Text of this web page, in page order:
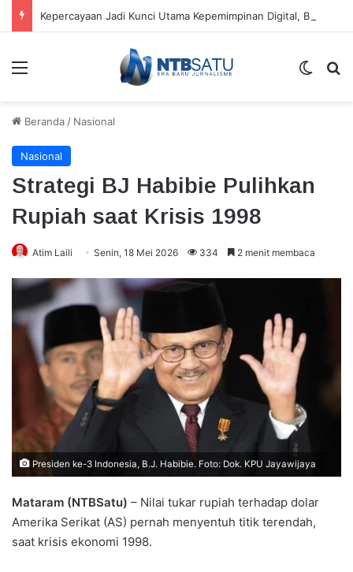
Menu
Beranda / Nasional
Nasional
Strategi BJ Habibie Pulihkan
Rupiah saat Krisis 1998
Atim Laili Senin, 18 Mei 2026 334 2 menit membaca
Presiden ke-3 Indonesia, B.J. Habibie. Foto: Dok. KPU Jayawijaya
Mataram (NTBSatu) – Nilai tukar rupiah terhadap dolar
Amerika Serikat (AS) pernah menyentuh titik terendah,
saat krisis ekonomi 1998.